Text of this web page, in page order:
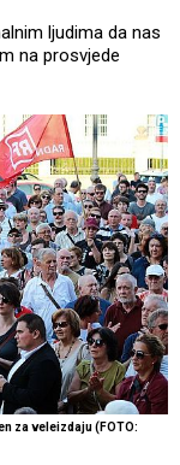
ljudima da nas
na prosvjede
za veleizdaju (FOTO: